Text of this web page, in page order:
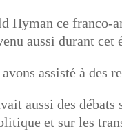
Hyman ce franco-
aussi durant cet
assisté à des
aussi des
et sur les